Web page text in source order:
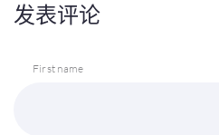
发表评论
First name